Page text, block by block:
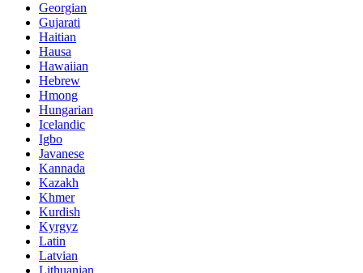
Georgian
Gujarati
Haitian
Hausa
Hawaiian
Hebrew
Hmong
Hungarian
Icelandic
Igbo
Javanese
Kannada
Kazakh
Khmer
Kurdish
Kyrgyz
Latin
Latvian